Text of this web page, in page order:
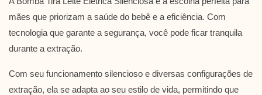
mães que priorizam a saúde do bebê e a eficiência. Com
tecnologia que garante a segurança, você pode ficar tranquila
durante a extração.
Com seu funcionamento silencioso e diversas configurações de
extração, ela se adapta ao seu estilo de vida, permitindo que